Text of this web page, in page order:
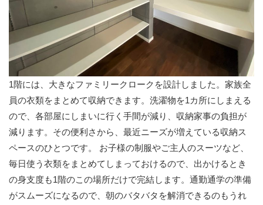
1階には、大きなファミリークロークを設計しました。家族全
員の衣類をまとめて収納できます。洗濯物を1カ所にしまえる
ので、各部屋にしまいに行く手間が減り、収納家事の負担が
減ります。その便利さから、最近ニーズが増えている収納ス
ペースのひとつです。 お子様の制服やご主人のスーツなど、
毎日使う衣類をまとめてしまっておけるので、出かけるとき
の身支度も1階のこの場所だけで完結します。通勤通学の準備
がスムーズになるので、朝のバタバタを解消できるのもうれ